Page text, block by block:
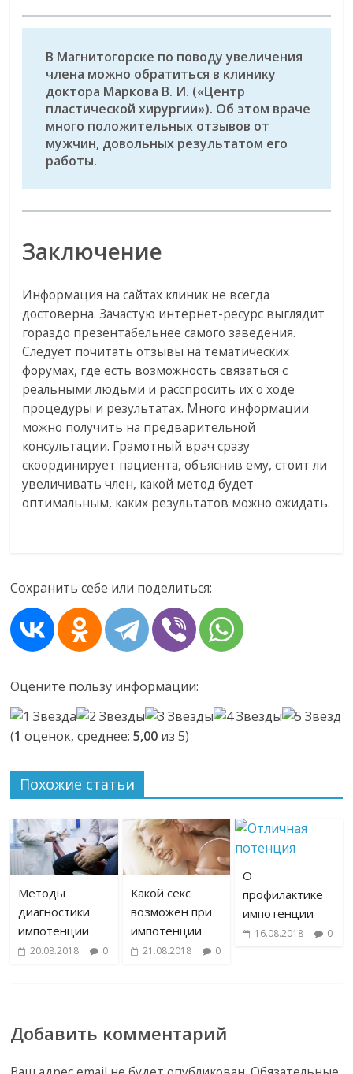
В Магнитогорске по поводу увеличения
члена можно обратиться в клинику
доктора Маркова В. И. («Центр
пластической хирургии»). Об этом враче
много положительных отзывов от
мужчин, довольных результатом его
работы.
Заключение
Информация на сайтах клиник не всегда
достоверна. Зачастую интернет-ресурс выглядит
гораздо презентабельнее самого заведения.
Следует почитать отзывы на тематических
форумах, где есть возможность связаться с
реальными людьми и расспросить их о ходе
процедуры и результатах. Много информации
можно получить на предварительной
консультации. Грамотный врач сразу
скоординирует пациента, объяснив ему, стоит ли
увеличивать член, какой метод будет
оптимальным, каких результатов можно ожидать.
Сохранить себе или поделиться:
Оцените пользу информации:
(1 оценок, среднее:5,00 из 5)
Похожие статьи
Методы
диагностики
импотенции
20.08.2018 0
Какой секс
возможен при
импотенции
21.08.2018 0
О
профилактике
импотенции
16.08.2018 0
Добавить комментарий